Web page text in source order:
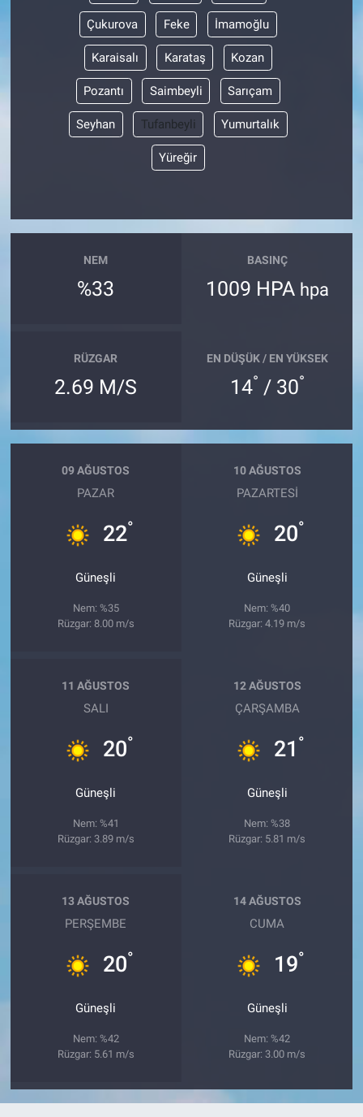
Çukurova Feke İmamoğlu
Karaisalı Karataş Kozan
Pozantı Saimbeyli Sarıçam
Seyhan Tufanbeyli Yumurtalık
Yüreğir
NEM
%33
BASINÇ
1009 HPA hpa
RÜZGAR
2.69 M/S
EN DÜŞÜK / EN YÜKSEK
14° / 30°
09 AĞUSTOS
PAZAR
22°
Güneşli
Nem: %35
Rüzgar: 8.00 m/s
10 AĞUSTOS
PAZARTESI
20°
Güneşli
Nem: %40
Rüzgar: 4.19 m/s
11 AĞUSTOS
SALI
20°
Güneşli
Nem: %41
Rüzgar: 3.89 m/s
12 AĞUSTOS
ÇARŞAMBA
21 °
Güneşli
Nem: %38
Rüzgar: 5.81 m/s
13 AĞUSTOS
PERŞEMBE
20°
Güneşli
Nem: %42
Rüzgar: 5.61 m/s
14 AĞUSTOS
CUMA
19°
Güneşli
Nem: %42
Rüzgar: 3.00 m/s